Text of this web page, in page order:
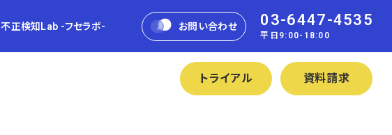
不正検知Lab -フセラボ- お問い合わせ 03-6447-4535
平日9:00-18:00
トライアル 資料請求